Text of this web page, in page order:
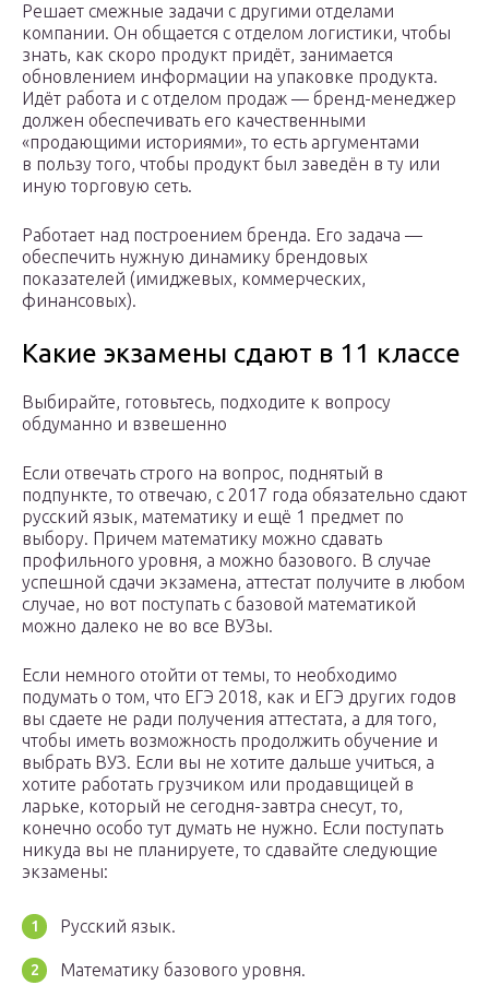
Решает смежные задачи с другими отделами
компании. Он общается с отделом логистики, чтобы
знать, как скоро продукт придёт, занимается
обновлением информации на упаковке продукта.
Идёт работа и с отделом продаж — бренд-менеджер
должен обеспечивать его качественными
«продающими историями», то есть аргументами
в пользу того, чтобы продукт был заведён в ту или
иную торговую сеть.
Работает над построением бренда. Его задача —
обеспечить нужную динамику брендовых
показателей (имиджевых, коммерческих,
финансовых).
Какие экзамены сдают в 11 классе
Выбирайте, готовьтесь, подходите к вопросу
обдуманно и взвешенно
Если отвечать строго на вопрос, поднятый в
подпункте, то отвечаю, с 2017 года обязательно сдают
русский язык, математику и ещё 1 предмет по
выбору. Причем математику можно сдавать
профильного уровня, а можно базового. В случае
успешной сдачи экзамена, аттестат получите в любом
случае, но вот поступать с базовой математикой
можно далеко не во все ВУЗы.
Если немного отойти от темы, то необходимо
подумать о том, что ЕГЭ 2018, как и ЕГЭ других годов
вы сдаете не ради получения аттестата, а для того,
чтобы иметь возможность продолжить обучение и
выбрать ВУЗ. Если вы не хотите дальше учиться, а
хотите работать грузчиком или продавщицей в
ларьке, который не сегодня-завтра снесут, то,
конечно особо тут думать не нужно. Если поступать
никуда вы не планируете, то сдавайте следующие
экзамены:
Русский язык.
Математику базового уровня.